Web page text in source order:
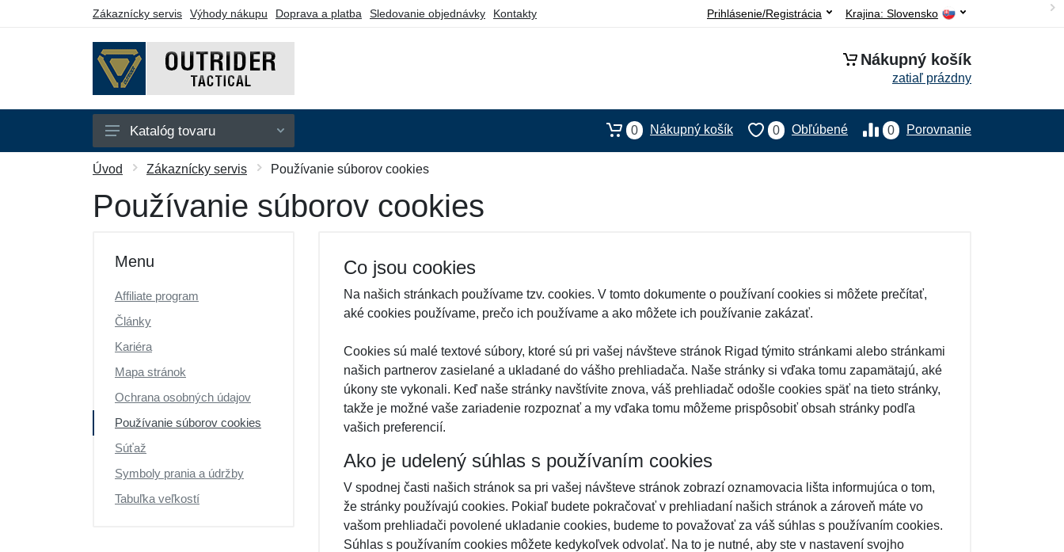
Zákaznícky servis Výhody nákupu Doprava a platba Sledovanie objednávky Kontakty Krajina: Slovensko
Prihlásenie/Registrácia
Nákupný košík
zatiaľ prázdny
Bundy
Kraťasy
Darčekové poukazy
Katalóg tovaru 0 Porovnanie
0 Obľúbené
0 Nákupný košík
Úvod Zákaznícky servis Používanie súborov cookies
Používanie súborov cookies
Menu
Affiliate program
Články
Kariéra
Mapa stránok
Ochrana osobných údajov
Používanie súborov cookies
Súťaž
Symboly prania a údržby
Tabuľka veľkostí
Co jsou cookies
Na našich stránkach používame tzv. cookies. V tomto dokumente o používaní cookies si môžete prečítať,
aké cookies používame, prečo ich používame a ako môžete ich používanie zakázať.
Cookies sú malé textové súbory, ktoré sú pri vašej návšteve stránok Rigad týmito stránkami alebo stránkami
našich partnerov zasielané a ukladané do vášho prehliadača. Naše stránky si vďaka tomu zapamätajú, aké
úkony ste vykonali. Keď naše stránky navštívite znova, váš prehliadač odošle cookies späť na tieto stránky,
takže je možné vaše zariadenie rozpoznať a my vďaka tomu môžeme prispôsobiť obsah stránky podľa
vašich preferencií.
Ako je udelený súhlas s používaním cookies
V spodnej časti našich stránok sa pri vašej návšteve stránok zobrazí oznamovacia lišta informujúca o tom,
že stránky používajú cookies. Pokiaľ budete pokračovať v prehliadaní našich stránok a zároveň máte vo
vašom prehliadači povolené ukladanie cookies, budeme to považovať za váš súhlas s používaním cookies.
Súhlas s používaním cookies môžete kedykoľvek odvolať. Na to je nutné, aby ste v nastavení svojho